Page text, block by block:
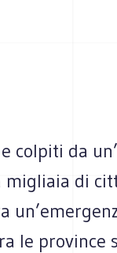
colpiti da
migliaia di
le province